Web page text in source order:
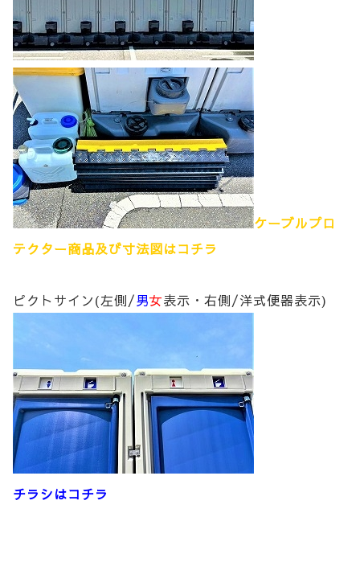
ケーブルプロ
テクター商品及び寸法図はコチラ
ピクトサイン(左側/男女表示・右側/洋式便器表示)
チラシはコチラ